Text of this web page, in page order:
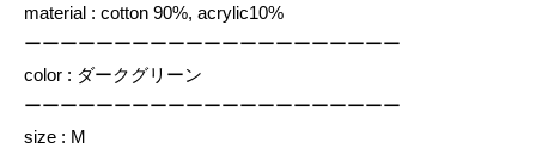
material : cotton 90%, acrylic10%
ーーーーーーーーーーーーーーーーーーーーー
color : ダークグリーン
ーーーーーーーーーーーーーーーーーーーーー
size : M